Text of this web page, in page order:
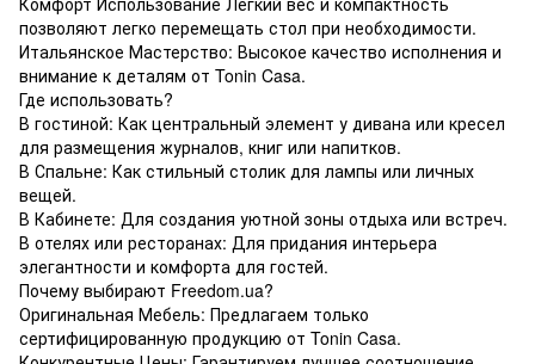
позволяют легко перемещать стол при необходимости.
Итальянское Мастерство: Высокое качество исполнения и
внимание к деталям от Tonin Casa.
Где использовать?
В гостиной: Как центральный элемент у дивана или кресел
для размещения журналов, книг или напитков.
В Спальне: Как стильный столик для лампы или личных
вещей.
В Кабинете: Для создания уютной зоны отдыха или встреч.
В отелях или ресторанах: Для придания интерьера
элегантности и комфорта для гостей.
Почему выбирают Freedom.ua?
Оригинальная Мебель: Предлагаем только
сертифицированную продукцию от Tonin Casa.